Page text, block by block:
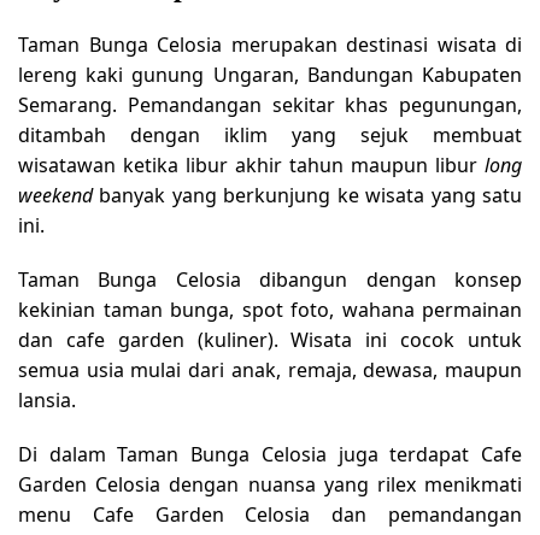
Taman Bunga Celosia merupakan destinasi wisata di
lereng kaki gunung Ungaran, Bandungan Kabupaten
Semarang. Pemandangan sekitar khas pegunungan,
ditambah dengan iklim yang sejuk membuat
wisatawan ketika libur akhir tahun maupun libur long
weekendbanyak yang berkunjung ke wisata yang satu
ini.
Taman Bunga Celosia dibangun dengan konsep
kekinian taman bunga, spot foto, wahana permainan
dan cafe garden (kuliner). Wisata ini cocok untuk
semua usia mulai dari anak, remaja, dewasa, maupun
lansia.
Di dalamTaman Bunga Celosia juga terdapat Cafe
Garden Celosia dengan nuansa yang rilex menikmati
menu Cafe Garden Celosia dan pemandangan